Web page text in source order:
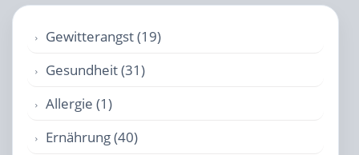
Gewitterangst (19)
Gesundheit (31)
Allergie (1)
Ernährung (40)